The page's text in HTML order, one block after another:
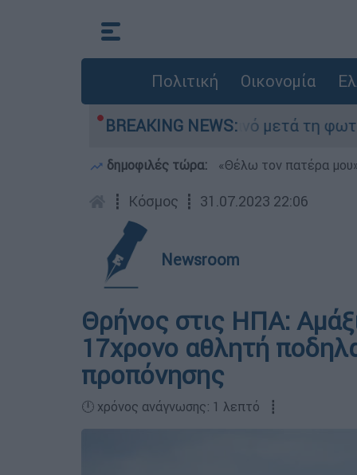
Πολιτική Οικονομία
BREAKING NEWS:
στο Πόρτο Γερμανό μετά τη φωτιά -
δημοφιλές τώρα: «Θέλω τον πατέρα
┋ Κόσμος ┋ 31.07.2023 22:06
Newsroom
Θρήνος στις ΗΠΑ:
17χρονο αθλητή
προπόνησης
🕛 χρόνος ανάγνωσης: 1 λεπτό ┋